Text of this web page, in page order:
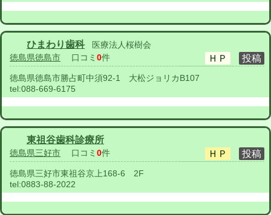
ひまわり歯科
医療法人桜樹会
徳島県徳島市 口コミ 0件
徳島県徳島市勝占町中須92-1 大松ジョリカB107
tel:088-669-6175
東祖谷歯科診療所
徳島県三好市 口コミ 0件
徳島県三好市東祖谷京上168-6 2F
tel:0883-88-2022